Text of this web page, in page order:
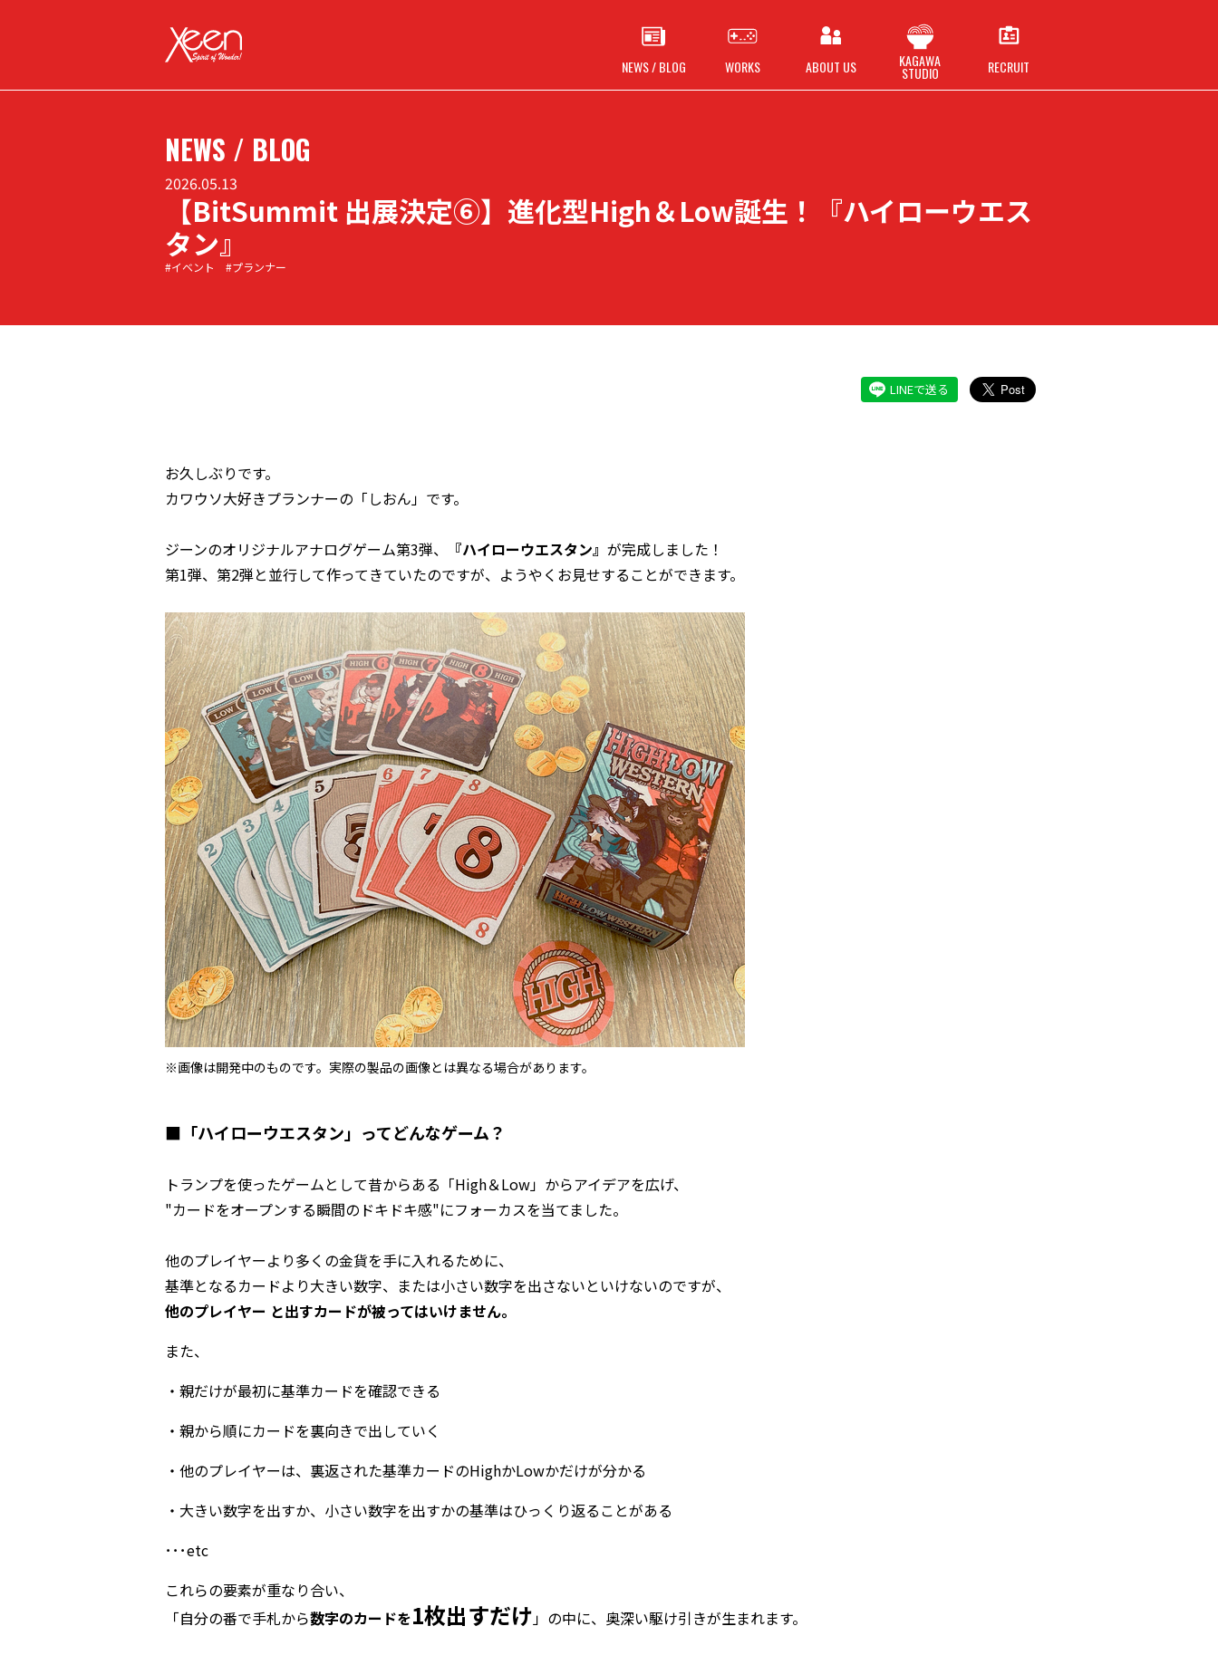
NEWS / BLOG WORKS ABOUT US KAGAWA
STUDIO RECRUIT
NEWS / BLOG
2026.05.13
【BitSummit 出展決定⑥】進化型High＆Low誕生！『ハイローウエス
タン』
#イベント #プランナー
LINEで送る
お久しぶりです。
カワウソ大好きプランナーの「しおん」です。
ジーンのオリジナルアナログゲーム第3弾、 『ハイローウエスタン』 が完成しました！
第1弾、第2弾と並行して作ってきていたのですが、ようやくお見せすることができます。
※画像は開発中のものです。実際の製品の画像とは異なる場合があります。
■「ハイローウエスタン」ってどんなゲーム？
トランプを使ったゲームとして昔からある「High＆Low」からアイデアを広げ、
"カードをオープンする瞬間のドキドキ感"にフォーカスを当てました。
他のプレイヤーより多くの金貨を手に入れるために、
基準となるカードより大きい数字、または小さい数字を出さないといけないのですが、
他のプレイヤー と出すカードが被ってはいけません。
また、
・親だけが最初に基準カードを確認できる
・親から順にカードを裏向きで出していく
・他のプレイヤーは、裏返された基準カードのHighかLowかだけが分かる
・大きい数字を出すか、小さい数字を出すかの基準はひっくり返ることがある
･･･etc
これらの要素が重なり合い、
「自分の番で手札から数字のカードを1枚出すだけ 」の中に、奥深い駆け引きが生まれます。